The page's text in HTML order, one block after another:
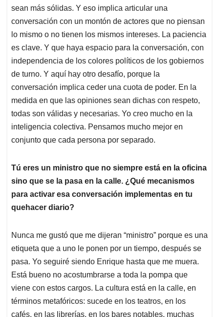
sean más sólidas. Y eso implica articular una
conversación con un montón de actores que no piensan
lo mismo o no tienen los mismos intereses. La paciencia
es clave. Y que haya espacio para la conversación, con
independencia de los colores políticos de los gobiernos
de turno. Y aquí hay otro desafío, porque la
conversación implica ceder una cuota de poder. En la
medida en que las opiniones sean dichas con respeto,
todas son válidas y necesarias. Yo creo mucho en la
inteligencia colectiva. Pensamos mucho mejor en
conjunto que cada persona por separado.
Tú eres un ministro que no siempre está en la oficina
sino que se la pasa en la calle. ¿Qué mecanismos
para activar esa conversación implementas en tu
quehacer diario?
Nunca me gustó que me dijeran “ministro” porque es una
etiqueta que a uno le ponen por un tiempo, después se
pasa. Yo seguiré siendo Enrique hasta que me muera.
Está bueno no acostumbrarse a toda la pompa que
viene con estos cargos. La cultura está en la calle, en
términos metafóricos: sucede en los teatros, en los
cafés, en las librerías, en los bares notables, muchas